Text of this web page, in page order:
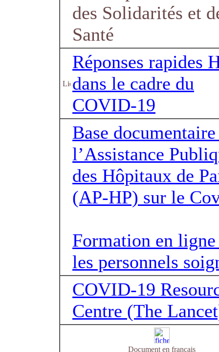
des Solidarités et
Santé
Réponses rapides
dans le cadre du
COVID-19
Base
l’Assistance
des Hôpitaux de
(AP-HP) sur le
Formation en
les personnels
COVID-19
Centre (The
Document en français